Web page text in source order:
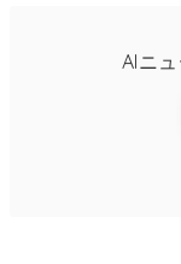
AIニ